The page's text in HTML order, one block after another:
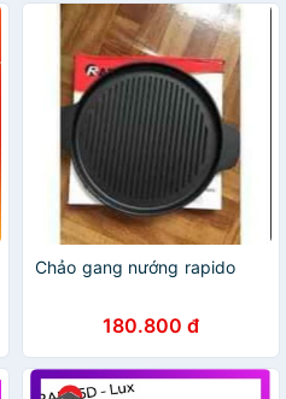
Chảo gang nướng rapido
180.800 đ